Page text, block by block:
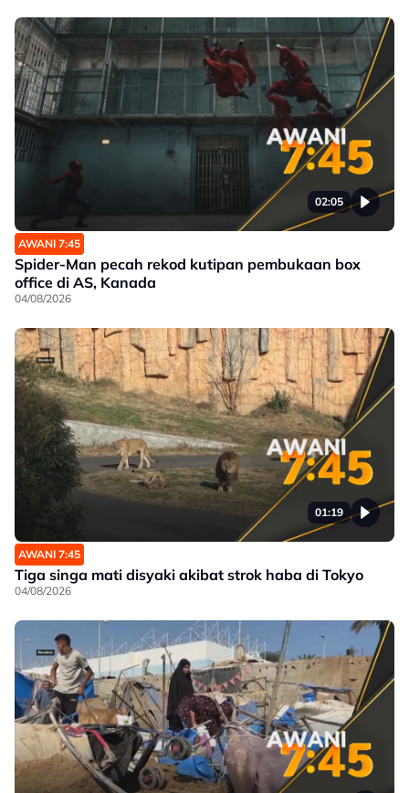
02:05
AWANI 7:45
Spider-Man pecah rekod kutipan pembukaan box
office di AS, Kanada
04/08/2026
01:19
AWANI 7:45
Tiga singa mati disyaki akibat strok haba di Tokyo
04/08/2026